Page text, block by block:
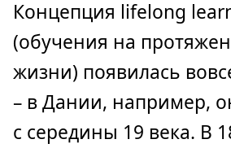
Концепция lifelong
(обучения на
жизни) появилась
– в Дании, например,
с середины 19 века. В